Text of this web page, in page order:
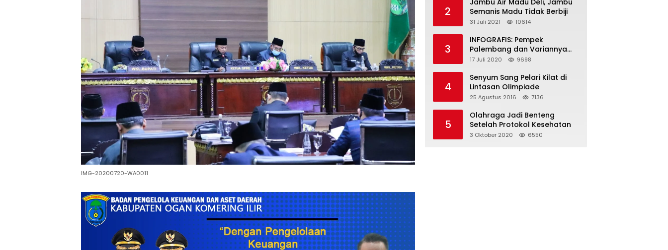
IMG-20200720-WA0011
2
Jambu Air Madu Deli, Jambu
Semanis Madu Tidak Berbiji
31 Juli 2021 10614
3
INFOGRAFIS: Pempek
Palembang dan Variannya
yang Melegenda
17 Juli 2020 9698
4
Senyum Sang Pelari Kilat di
Lintasan Olimpiade
25 Agustus 2016 7136
5
Olahraga Jadi Benteng
Setelah Protokol Kesehatan
3 Oktober 2020 6550